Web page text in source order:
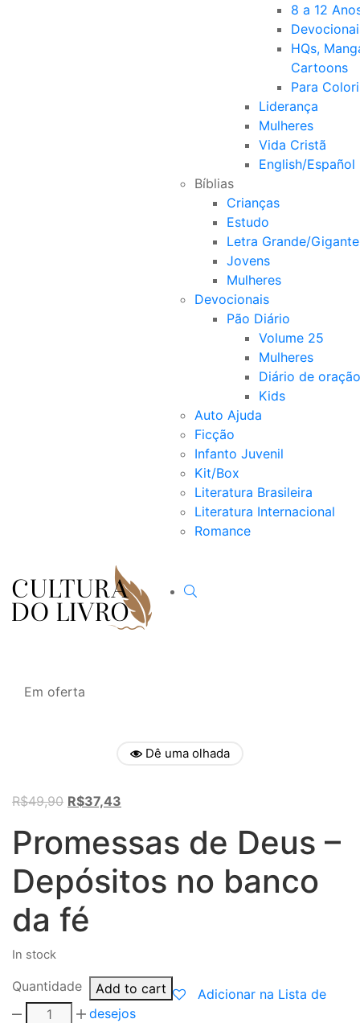
8 a 12
HQs,
Cartoons
Para
Liderança
Mulheres
Vida Cristã
English/Español
Bíblias
Crianças
Estudo
Letra Grande/Gigante
Jovens
Mulheres
Devocionais
Pão Diário
Volume 25
Mulheres
Diário de oração
Kids
Auto Ajuda
Ficção
Infanto Juvenil
Kit/Box
Literatura Brasileira
Literatura Internacional
Romance
Em oferta
Dê uma olhada
R$49,90 Original
was:
R$49,90.
R$37,43
is:
R$37,43.
Promessas de Deus –
Depósitos no banco
da fé
In stock
Quantidade Add to cart
Adicionar na Lista de
desejos